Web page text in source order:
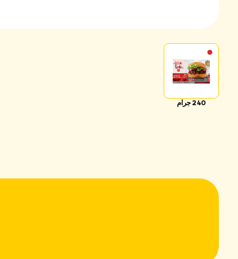
240 جرام